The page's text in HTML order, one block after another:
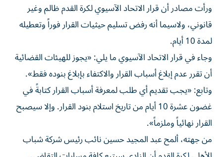
ورأت مصادر أن قرار الاتحاد الآسيوي لكرة القدم ظالم وغير
قانوني، ولاسيما أنه رفض تسليم حيثيات القرار فوراً وتعطيله
لمدة 10 أيام.
وجاء في قرار الاتحاد الآسيوي ما يلي: «يجوز للهيئات القضائية
أن تقرر عدم إبلاغ أسباب القرار والاكتفاء بإبلاغ بنوده فقط».
وتابع: «يجب تقديم أي طلب لمعرفة أسباب القرار كتابةً في
غضون عشرة 10 أيام من تاريخ استلام بنود القرار. وإلا سيصبح
القرار نهائياً وملزماً».
من جهته، ألمح عبد المجيد حسين نائب رئيس شركة شباب